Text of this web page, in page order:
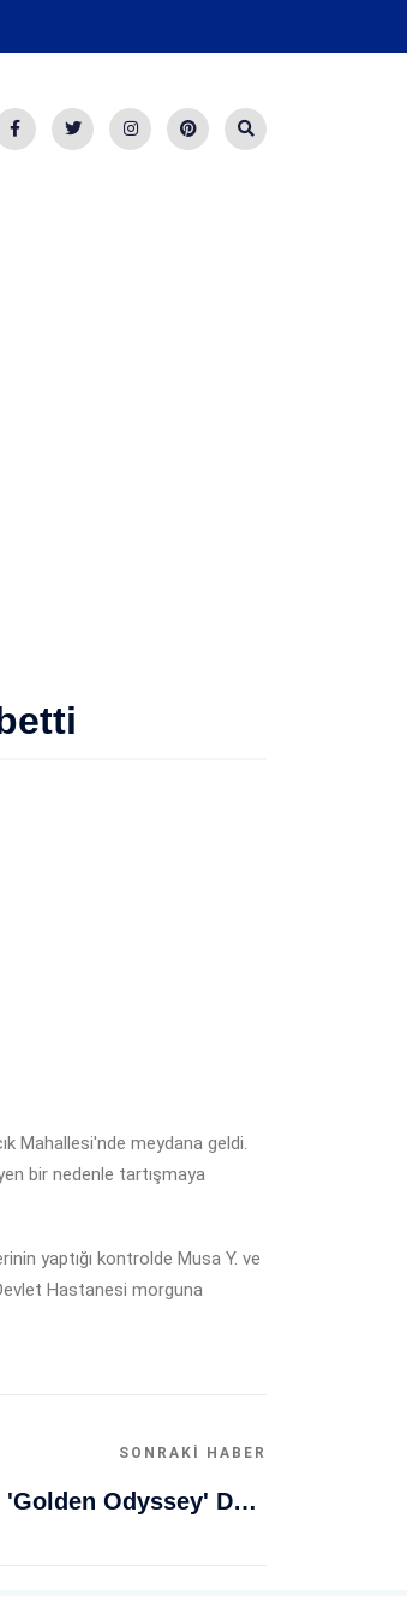
Mahallesi'nde meydana geldi.
bir nedenle tartışmaya
yaptığı kontrolde Musa Y. ve
Hastanesi morguna
SONRAKI HABER
Muğla Bodrum'da Lüks Süper Yat 'Golden Odyssey' Demirledi